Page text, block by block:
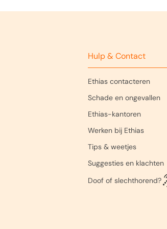
Hulp & Contact
Ethias contacteren
Schade en ongevallen
Ethias-kantoren
Werken bij Ethias
Tips & weetjes
Suggesties en klachten
Doof of slechthorend?